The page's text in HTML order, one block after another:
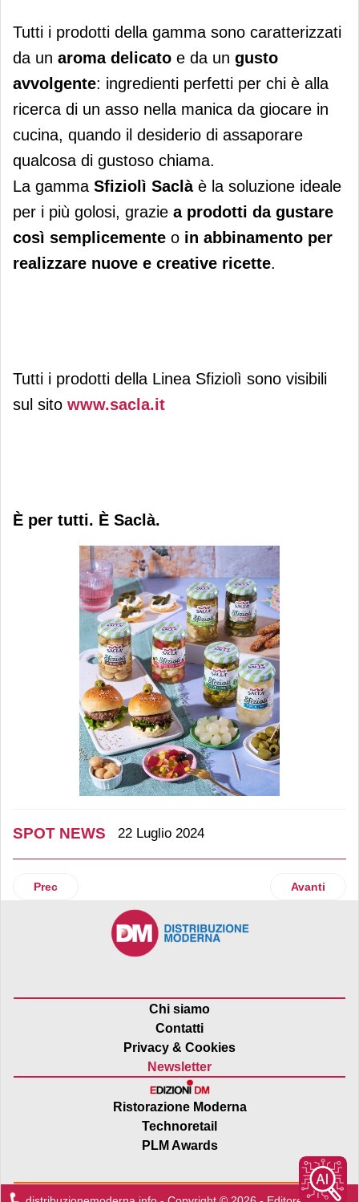
Tutti i prodotti della gamma sono caratterizzati
da un aroma delicato e da un gusto
avvolgente: ingredienti perfetti per chi è alla
ricerca di un asso nella manica da giocare in
cucina, quando il desiderio di assaporare
qualcosa di gustoso chiama.
La gamma Sfiziolì Saclàè la soluzione ideale
per i più golosi, grazie a prodotti da gustare
così semplicemente o in abbinamento per
realizzare nuove e creative ricette.
Tutti i prodotti della Linea Sfiziolì sono visibili
sul sito www.sacla.it
È per tutti. È Saclà.
SPOT NEWS 22 Luglio 2024
Articolo precedente: Smartphone, PC o tablet: qual è il
Prec Articolo
Avanti
Chi siamo
Contatti
Privacy & Cookies
Newsletter
Ristorazione Moderna
Technoretail
PLM Awards